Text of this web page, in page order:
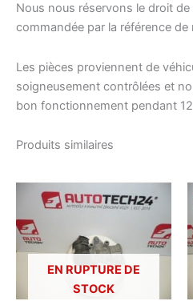
Nous nous réservons le droit
commandée par la référence
Les pièces proviennent de
soigneusement contrôlées et
bon fonctionnement pendant
Produits similaires
EN RUPTURE DE
STOCK